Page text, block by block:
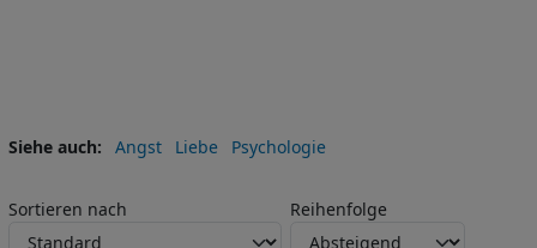
Siehe auch Angst Liebe Psychologie
Sortieren nach Reihenfolge